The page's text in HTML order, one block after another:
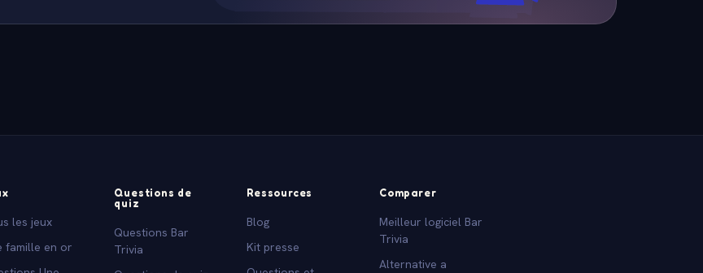
les jeux
famille en or
Questions de
quiz
Questions Bar
Trivia
Ressources
Blog
Kit presse
Comparer
Meilleur logiciel Bar
Trivia
Alternative a